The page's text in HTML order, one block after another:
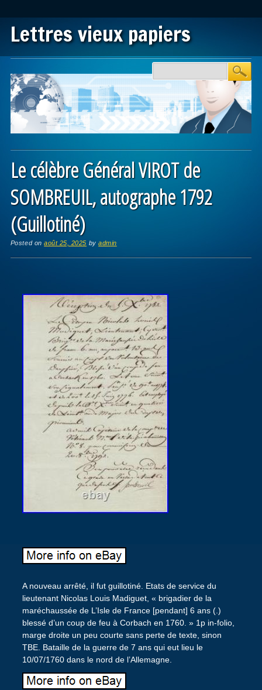
Lettres vieux papiers
Main menu
Le célèbre Général VIROT de
SOMBREUIL, autographe 1792
(Guillotiné)
Posted onaoût 25, 2025 byadmin
A nouveau arrêté, il fut guillotiné. Etats de service du
lieutenant Nicolas Louis Madiguet, « brigadier de la
maréchaussée de L’Isle de France [pendant] 6 ans (.)
blessé d’un coup de feu à Corbach en 1760. » 1p in-folio,
marge droite un peu courte sans perte de texte, sinon
TBE. Bataille de la guerre de 7 ans qui eut lieu le
10/07/1760 dans le nord de l’Allemagne.